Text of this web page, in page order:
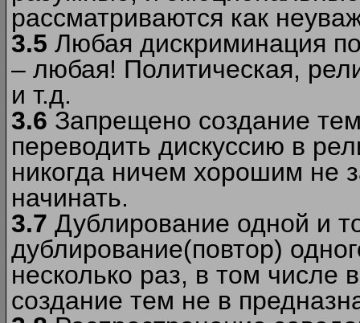
рассматриваются как
3.5 Любая дискриминация
– любая! Политическая,
и т.д.
3.6 Запрещено создание
переводить дискуссию в
никогда ничем хорошим не
начинать.
3.7 Дублирование одной и
дублирование(повтор)
несколько раз, в том числе
создание тем не в